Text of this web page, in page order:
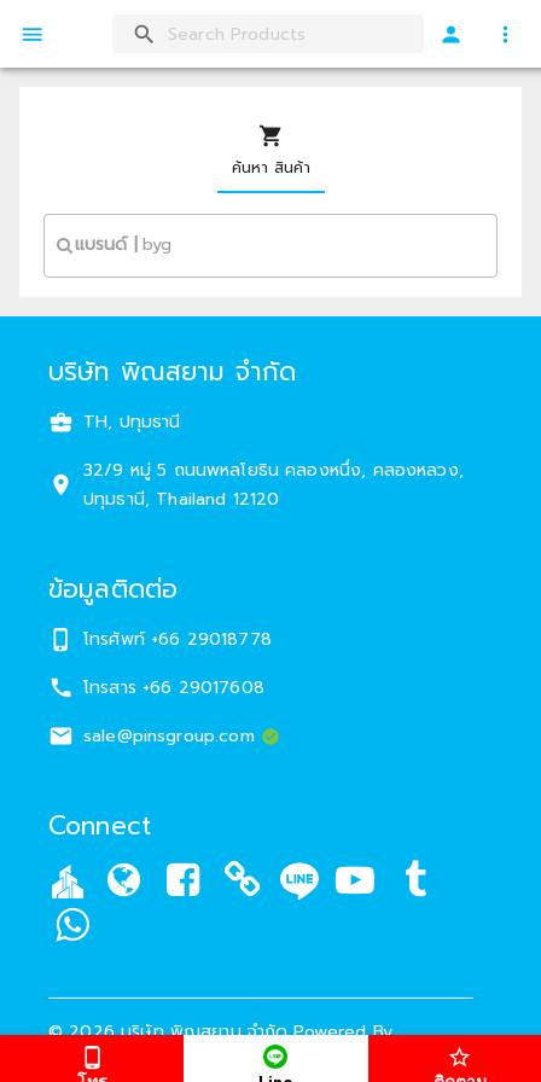
ค้นหา สินค้า
แบรนด์|
บริษัท พิณสยาม จำกัด
TH, ปทุมธานี
32/9 หมู่ 5 ถนนพหลโยธิน คลองหนึ่ง, คลองหลวง,
ปทุมธานี, Thailand 12120
ข้อมูลติดต่อ
โทรศัพท์ +66 29018778
โทรสาร +66 29017608
sale@pinsgroup.com
Connect
©2026 บริษัท พิณสยาม จำกัด Powered By
KEEPITAL